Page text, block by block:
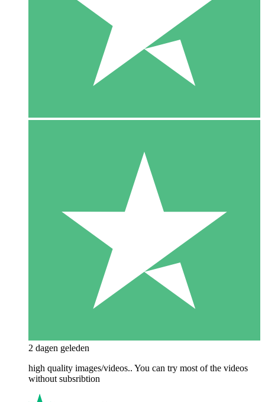
2 dagen geleden
high quality images/videos.. You can try most of the videos
without subsribtion